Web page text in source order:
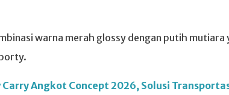
warna merah glossy dengan putih mutiara
Carry Angkot Concept 2026, Solusi